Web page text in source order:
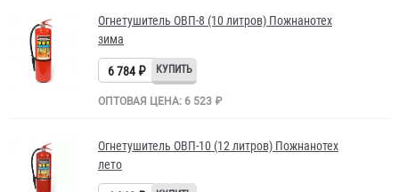
Огнетушитель ОВП-8 (10 литров) Пожнанотех
зима
6 784 ₽
ОПТОВАЯ ЦЕНА: 6 523 ₽
Огнетушитель ОВП-10 (12 литров) Пожнанотех
лето